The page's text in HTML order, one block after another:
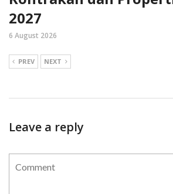
2027
6 August 2026
PREV NEXT
Leave a reply